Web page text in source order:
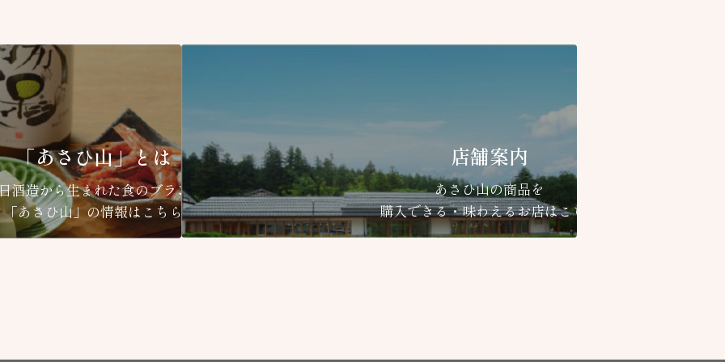
「あさひ山」とは
酒造から生まれた食のブランド
「あさひ山」の情報はこちら
店舗案内
あさひ山の商品を
購入できる・味わえるお店はこちら